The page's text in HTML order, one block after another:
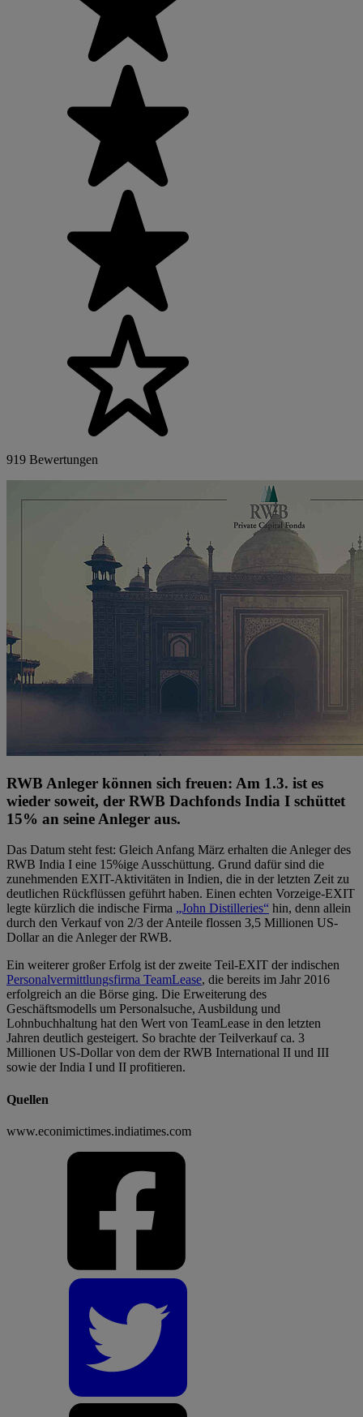
919 Bewertungen
RWB Anleger können sich freuen: Am 1.3. ist es
wieder soweit, der RWB Dachfonds India I schüttet
15% an seine Anleger aus.
Das Datum steht fest: Gleich Anfang März erhalten die Anleger des
RWB India I eine 15%ige Ausschüttung. Grund dafür sind die
zunehmenden EXIT-Aktivitäten in Indien, die in der letzten Zeit zu
deutlichen Rückflüssen geführt haben. Einen echten Vorzeige-EXIT
legte kürzlich die indische Firma „John Distilleries“ hin, denn allein
durch den Verkauf von 2/3 der Anteile flossen 3,5 Millionen US-
Dollar an die Anleger der RWB.
Ein weiterer großer Erfolg ist der zweite Teil-EXIT der indischen
Personalvermittlungsfirma TeamLease, die bereits im Jahr 2016
erfolgreich an die Börse ging. Die Erweiterung des
Geschäftsmodells um Personalsuche, Ausbildung und
Lohnbuchhaltung hat den Wert von TeamLease in den letzten
Jahren deutlich gesteigert. So brachte der Teilverkauf ca. 3
Millionen US-Dollar von dem der RWB International II und III
sowie der India I und II profitieren.
Quellen
www.econimictimes.indiatimes.com